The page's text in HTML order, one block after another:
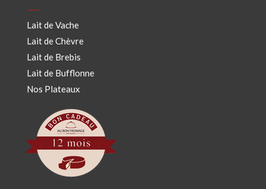
Lait de Vache
Lait de Chèvre
Lait de Brebis
Lait de Bufflonne
Nos Plateaux